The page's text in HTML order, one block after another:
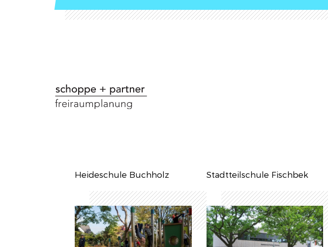
Heideschule Buchholz Stadtteilschule Fischbek